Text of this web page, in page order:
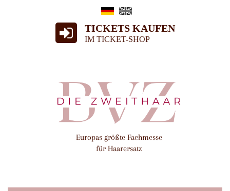
TICKETS KAUFEN
IM TICKET-SHOP
Europas größte Fachmesse
für Haarersatz